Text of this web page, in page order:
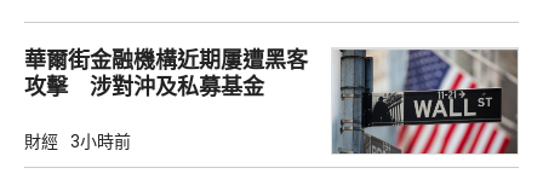
華爾街金融機構近期屢遭黑客
攻擊 涉對沖及私募基金
財經 3小時前